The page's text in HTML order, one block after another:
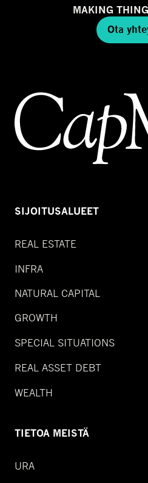
MAKING
Ota
SIJOITUSALUEET
REAL ESTATE
INFRA
NATURAL CAPITAL
GROWTH
SPECIAL SITUATIONS
REAL ASSET DEBT
WEALTH
TIETOA MEISTÄ
URA